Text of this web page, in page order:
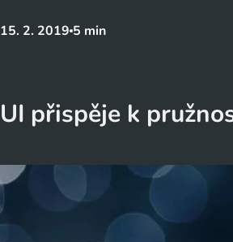
15. 2. 2019 5 min
UI přispěje k